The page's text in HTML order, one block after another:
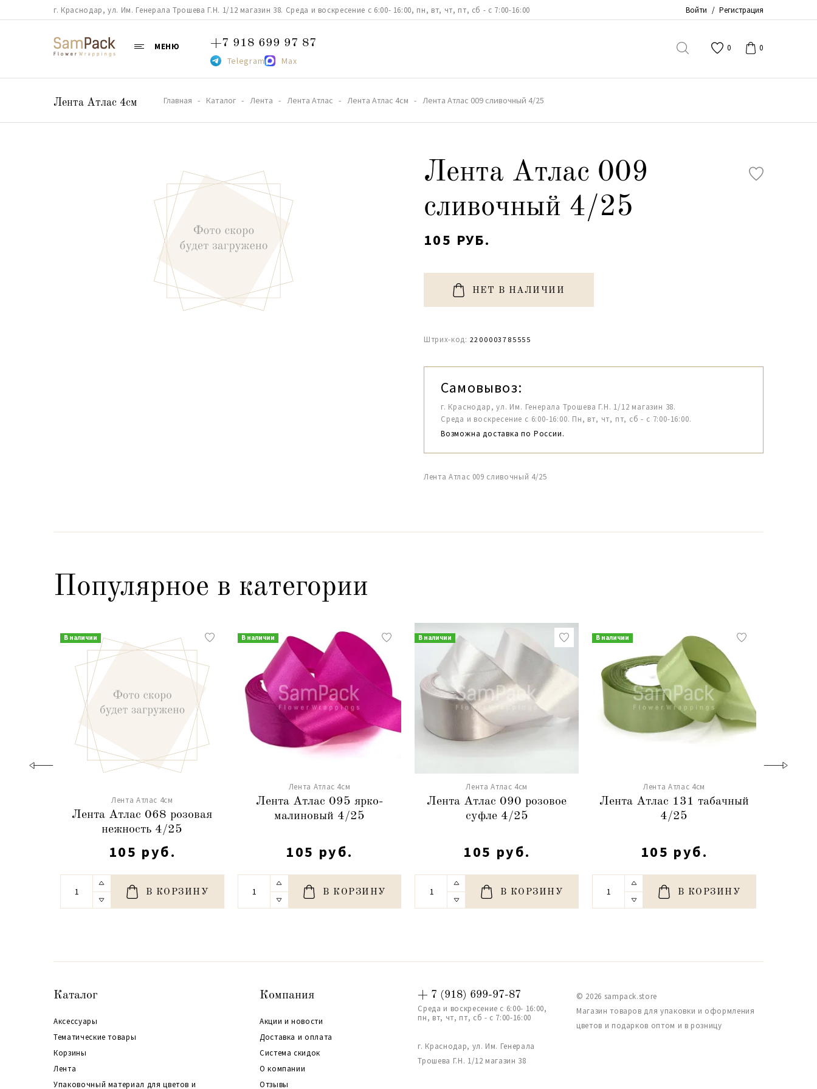
г. Краснодар, ул. Им. Генерала Трошева Г.Н. 1/12 магазин 38. Среда и воскресение с 6:00- 16:00, пн, вт, чт, пт, сб - с 7:00-16:00 Войти / Регистрация
МЕНЮ +7 918 699 97 87
Telegram Max
0 0
Лента Атлас 4см Главная Каталог Лента Лента Атлас Лента Атлас 4см Лента Атлас 009 сливочный 4/25
Лента Атлас 009
сливочный 4/25
105 РУБ.
НЕТ В НАЛИЧИИ
Штрих-код: 2200003785555
Самовывоз:
г. Краснодар, ул. Им. Генерала Трошева Г.Н. 1/12 магазин 38.
Среда и воскресение с 6:00-16:00. Пн, вт, чт, пт, сб - с 7:00-16:00.
Возможна доставка по России.
Лента Атлас 009 сливочный 4/25
Популярное в категории
В наличии
Лента Атлас 4см
Лента Атлас 068 розовая
нежность 4/25
105 руб.
В КОРЗИНУ
В наличии
Лента Атлас 4см
Лента Атлас 095 ярко-
малиновый 4/25
105 руб.
В КОРЗИНУ
В наличии
Лента Атлас 4см
Лента Атлас 090 розовое
суфле 4/25
105 руб.
В КОРЗИНУ
В наличии
Лента Атлас 4см
Лента Атлас 131 табачный
4/25
105 руб.
В КОРЗИНУ
Каталог
Аксессуары
Тематические товары
Корзины
Лента
Упаковочный материал для цветов и
Компания
Акции и новости
Доставка и оплата
Система скидок
О компании
Отзывы
+ 7 (918) 699-97-87
Среда и воскресение с 6:00- 16:00,
пн, вт, чт, пт, сб - с 7:00-16:00
г. Краснодар, ул. Им. Генерала
Трошева Г.Н. 1/12 магазин 38
© 2026 sampack.store
Магазин товаров для упаковки и оформления
цветов и подарков оптом и в розницу